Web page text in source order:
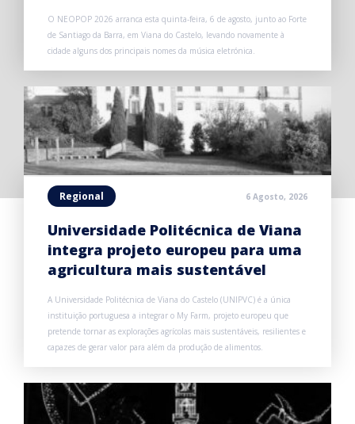
O NEOPOP 2026 arranca esta quinta-feira, 6 de agosto, junto ao Forte
de Santiago da Barra, em Viana do Castelo, levando novamente à
cidade alguns dos principais nomes da música eletrónica.
Regional 6 Agosto, 2026
Universidade Politécnica de Viana
integra projeto europeu para uma
agricultura mais sustentável
A Universidade Politécnica de Viana do Castelo (UNIPVC) é a única
instituição portuguesa a integrar o My Farm, projeto europeu que
pretende tornar as explorações agrícolas mais sustentáveis, resilientes e
capazes de gerar valor para além da produção de alimentos.